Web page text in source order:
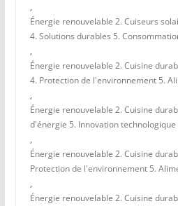
,
Énergie renouvelable 2. Cuiseurs
4. Solutions durables 5.
,
Énergie renouvelable 2. Cuisine
4. Protection de l'environnement 5.
,
Énergie renouvelable 2. Cuisine
d'énergie 5. Innovation technologique
,
Énergie renouvelable 2. Cuisine
Protection de l'environnement 5.
,
Énergie renouvelable 2. Cuisine